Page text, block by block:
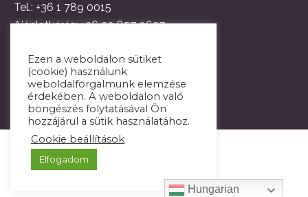
Tel.: +36 1 789 0015
Ajánlatkérés:+36 30 857 0627
Ezen a weboldalon sütiket
(cookie) használunk
weboldalforgalmunk elemzése
érdekében. A weboldalon való
böngészés folytatásával Ön
hozzájárul a sütik használatához.
Cookie beállítások
Elfogadom
Hungarian